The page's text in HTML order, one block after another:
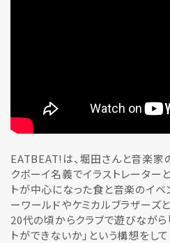
EATBEAT!は、堀田さんと音楽家
クボーイ名義でイラストレーター
トが中心になった食と音楽のイベ
ーワールドやケミカルブラザーズ
20代の頃からクラブで遊びなが
トができないか」という構想をして